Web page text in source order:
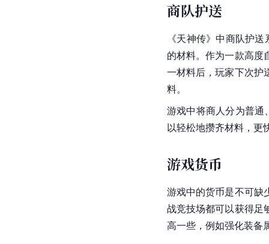
商队护送
《天神传》中商队护
的材料。作为一款高度
一材料后，玩家下次护
料。
游戏中将商人分为普通
以轻松地攒齐材料，更
游戏货币
游戏中的货币是不可缺
战竞技场都可以获得足
高一些，例如强化装备